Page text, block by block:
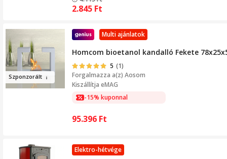
2.845 Ft
Szponzorált
Multi ajánlatok
Homcom bioetanol kandalló Fekete
5 (1)
Forgalmazza a(z) Aosom
Kiszállítja eMAG
-15% kuponnal
95.396 Ft
Elektro-hétvége